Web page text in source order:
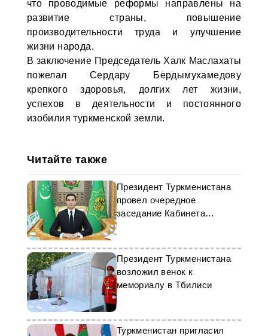
что проводимые реформы направлены на
развитие страны, повышение
производительности труда и улучшение
жизни народа.
В заключение Председатель Халк Маслахаты
пожелал Сердару Бердымухамедову
крепкого здоровья, долгих лет жизни,
успехов в деятельности и постоянного
изобилия туркменской земли.
Читайте также
Президент Туркменистана
провел очередное
заседание Кабинета
Министров
Президент Туркменистана
возложил венок к
мемориалу в Тбилиси
Туркменистан пригласил